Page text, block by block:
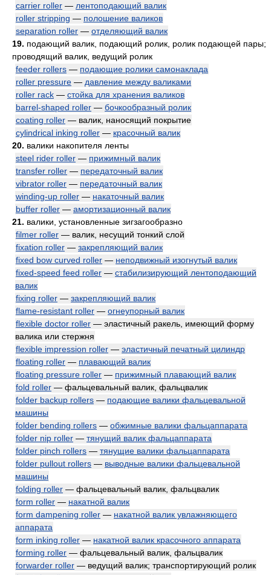
carrier roller — лентоподающий валик
roller stripping — полошение валиков
separation roller — отделяющий валик
19. подающий валик, подающий ролик, ролик подающей пары;
проводящий валик, ведущий ролик
feeder rollers — подающие ролики самонаклада
roller pressure — давление между валиками
roller rack — стойка для хранения валиков
barrel-shaped roller — бочкообразный ролик
coating roller — валик, наносящий покрытие
cylindrical inking roller — красочный валик
20. валики накопителя ленты
steel rider roller — прижимный валик
transfer roller — передаточный валик
vibrator roller — передаточный валик
winding-up roller — накаточный валик
buffer roller — амортизационный валик
21. валики, установленные зигзагообразно
filmer roller — валик, несущий тонкий слой
fixation roller — закрепляющий валик
fixed bow curved roller — неподвижный изогнутый валик
fixed-speed feed roller — стабилизирующий лентоподающий
валик
fixing roller — закрепляющий валик
flame-resistant roller — огнеупорный валик
flexible doctor roller — эластичный ракель, имеющий форму
валика или стержня
flexible impression roller — эластичный печатный цилиндр
floating roller — плавающий валик
floating pressure roller — прижимный плавающий валик
fold roller — фальцевальный валик, фальцвалик
folder backup rollers — подающие валики фальцевальной
машины
folder bending rollers — обжимные валики фальцаппарата
folder nip roller — тянущий валик фальцаппарата
folder pinch rollers — тянущие валики фальцаппарата
folder pullout rollers — выводные валики фальцевальной
машины
folding roller — фальцевальный валик, фальцвалик
form roller — накатной валик
form dampening roller — накатной валик увлажняющего
аппарата
form inking roller — накатной валик красочного аппарата
forming roller — фальцевальный валик, фальцвалик
forwarder roller — ведущий валик; транспортирующий ролик